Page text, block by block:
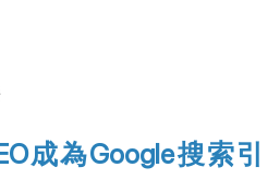
成為Google搜索引